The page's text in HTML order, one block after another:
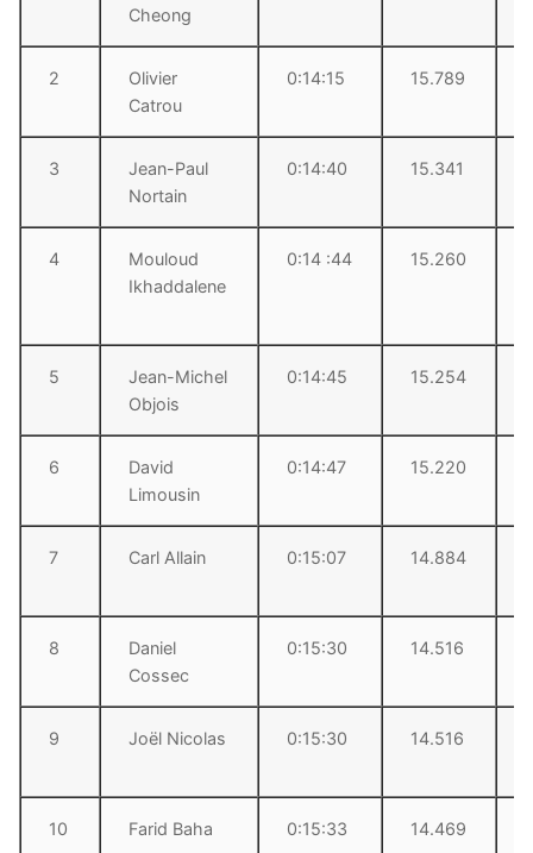
Cheong
2
Olivier
Catrou
0:14:15 15.789
3
Jean-Paul
Nortain
0:14:40 15.341
4
Mouloud
Ikhaddalene
0:14 :44 15.260
5
Jean-Michel
Objois
0:14:45 15.254
6
David
Limousin
0:14:47 15.220
7 Carl Allain 0:15:07 14.884
8
Daniel
Cossec
0:15:30 14.516
9 Joël Nicolas 0:15:30 14.516
10 Farid Baha 0:15:33 14.469